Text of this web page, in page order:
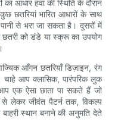
आधार हवा की स्थिति के दौरान
छतरियां भारित आधारों के साथ
से भरा जा सकता है। दूसरों में
छतरी को डंडे या स्क्रू का उपयोग
आँगन छतरियाँ डिज़ाइन, रंग
आप क्लासिक, पारंपरिक लुक
एक ऐसा छाता पा सकते हैं जो
से लेकर जीवंत पैटर्न तक, विकल्प
स्थान बनाने की अनुमति देते